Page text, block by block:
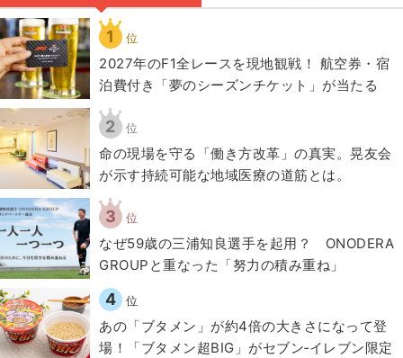
1 位
2027年のF1全レースを現地観戦！ 航空券・宿
泊費付き「夢のシーズンチケット」が当たる
2 位
​命の現場を守る「働き方改革」の真実。晃友会
が示す持続可能な地域医療の道筋とは。
3 位
なぜ59歳の三浦知良選手を起用？ ONODERA
GROUPと重なった「努力の積み重ね」
4 位
あの「ブタメン」が約4倍の大きさになって登
場！「ブタメン超BIG」がセブン‐イレブン限定